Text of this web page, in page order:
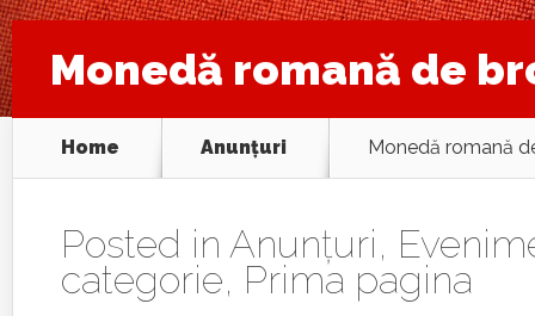
Monedă romană de
Home Anunţuri Monedă romană
Posted in Anunţuri,
categorie, Prima pagina